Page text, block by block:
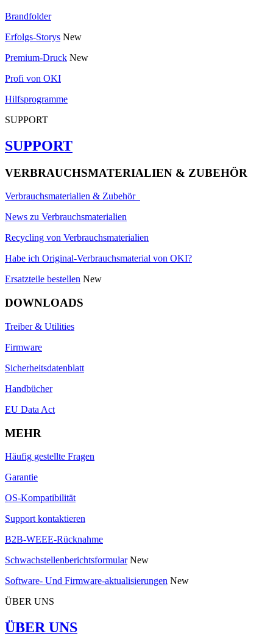
Brandfolder
Erfolgs-Storys New
Premium-Druck New
Profi von OKI
Hilfsprogramme
SUPPORT
SUPPORT
VERBRAUCHSMATERIALIEN & ZUBEHÖR
Verbrauchsmaterialien & Zubehör
News zu Verbrauchsmaterialien
Recycling von Verbrauchsmaterialien
Habe ich Original-Verbrauchsmaterial von OKI?
Ersatzteile bestellen New
DOWNLOADS
Treiber & Utilities
Firmware
Sicherheitsdatenblatt
Handbücher
EU Data Act
MEHR
Häufig gestellte Fragen
Garantie
OS-Kompatibilität
Support kontaktieren
B2B-WEEE-Rücknahme
Schwachstellenberichtsformular New
Software- Und Firmware-aktualisierungen New
ÜBER UNS
ÜBER UNS